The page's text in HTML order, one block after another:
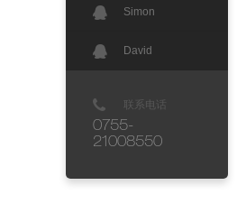
Simon
David
联系电话
0755-
21008550